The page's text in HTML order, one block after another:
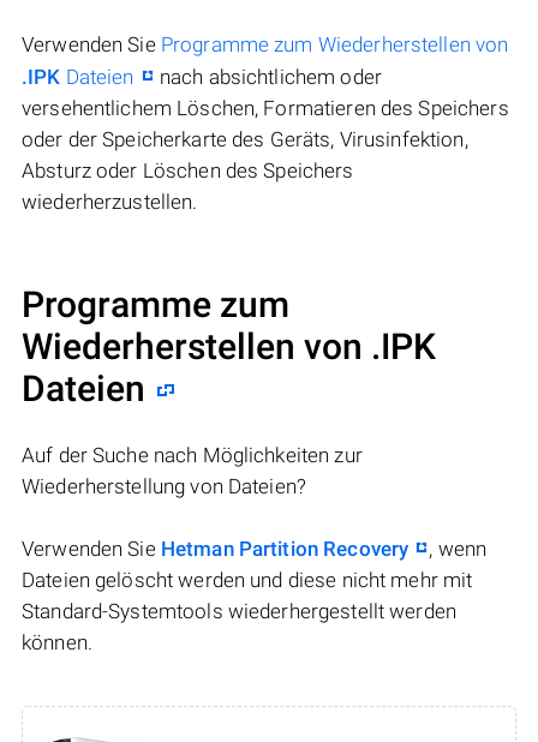
Verwenden Sie Programme zum Wiederherstellen von
.IPK Dateien
nach absichtlichem oder
versehentlichem Löschen, Formatieren des Speichers
oder der Speicherkarte des Geräts, Virusinfektion,
Absturz oder Löschen des Speichers
wiederherzustellen.
Programme zum
Wiederherstellen von .IPK
Dateien
Auf der Suche nach Möglichkeiten zur
Wiederherstellung von Dateien?
Verwenden Sie Hetman Partition Recovery
, wenn
Dateien gelöscht werden und diese nicht mehr mit
Standard-Systemtools wiederhergestellt werden
können.